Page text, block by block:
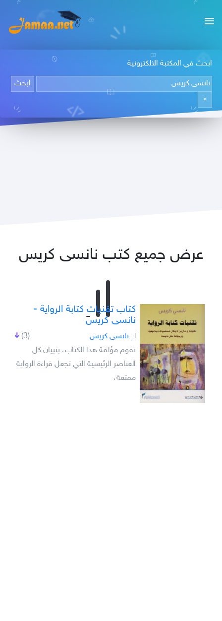
ابحث في المكتبة الالكترونية
عرض جميع كتب نانسى كريس
كتاب تقنيات كتابة الرواية -
نانسى كريس
(3) لـِ: نانسى كريس
تقوم مؤلفة هذا الكتاب، بتبيان كل
العناصر الرئيسية التي تجعل قراءة الرواية
ممتعة،